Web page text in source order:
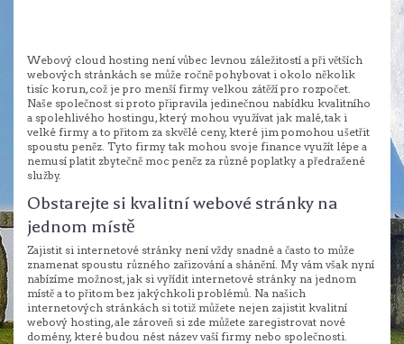
Webový cloud hosting není vůbec levnou záležitostí a při větších
webových stránkách se může ročně pohybovat i okolo několik
tisíc korun, což je pro menší firmy velkou zátěží pro rozpočet.
Naše společnost si proto připravila jedinečnou nabídku kvalitního
a spolehlivého hostingu, který mohou využívat jak malé, tak i
velké firmy a to přitom za skvělé ceny, které jim pomohou ušetřit
spoustu peněz. Tyto firmy tak mohou svoje finance využít lépe a
nemusí platit zbytečně moc peněz za různé poplatky a předražené
služby.
Obstarejte si kvalitní webové stránky na
jednom místě
Zajistit si internetové stránky není vždy snadné a často to může
znamenat spoustu různého zařizování a shánění. My vám však nyní
nabízíme možnost, jak si vyřídit internetové stránky na jednom
místě a to přitom bez jakýchkoli problémů. Na našich
internetových stránkách si totiž můžete nejen zajistit kvalitní
webový hosting, ale zároveň si zde můžete zaregistrovat nové
domény, které budou nést název vaší firmy nebo společnosti.